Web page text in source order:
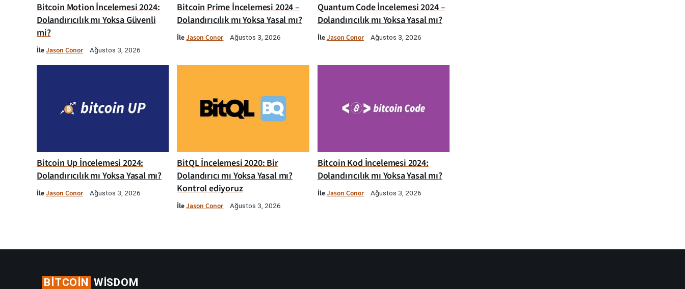
Bitcoin Motion İncelemesi 2024:
Dolandırıcılık mı Yoksa Güvenli
mi?
İleJason Conor Ağustos 3, 2026
Bitcoin Prime İncelemesi 2024 –
Dolandırıcılık mı Yoksa Yasal mı?
İleJason Conor Ağustos 3, 2026
Quantum Code İncelemesi 2024 –
Dolandırıcılık mı Yoksa Yasal mı?
İleJason Conor Ağustos 3, 2026
Bitcoin Up İncelemesi 2024:
Dolandırıcılık mı Yoksa Yasal mı?
İleJason Conor Ağustos 3, 2026
BitQL İncelemesi 2020: Bir
Dolandırıcı mı Yoksa Yasal mı?
Kontrol ediyoruz
İleJason Conor Ağustos 3, 2026
Bitcoin Kod İncelemesi 2024:
Dolandırıcılık mı Yoksa Yasal mı?
İleJason Conor Ağustos 3, 2026
BITCOIN WISDOM